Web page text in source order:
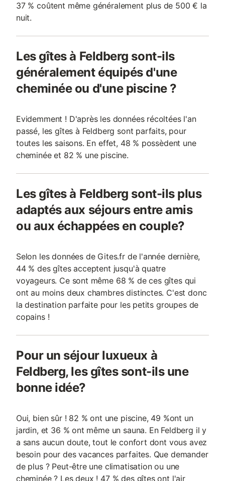
37 % coûtent même généralement plus de 500 € la
nuit.
Les gîtes à Feldberg sont-ils
généralement équipés d'une
cheminée ou d'une piscine ?
Evidemment ! D'après les données récoltées l'an
passé, les gîtes à Feldberg sont parfaits, pour
toutes les saisons. En effet, 48 % possèdent une
cheminée et 82 % une piscine.
Les gîtes à Feldberg sont-ils plus
adaptés aux séjours entre amis
ou aux échappées en couple?
Selon les données de Gites.fr de l'année dernière,
44 % des gîtes acceptent jusqu'à quatre
voyageurs. Ce sont même 68 % de ces gîtes qui
ont au moins deux chambres distinctes. C'est donc
la destination parfaite pour les petits groupes de
copains !
Pour un séjour luxueux à
Feldberg, les gîtes sont-ils une
bonne idée?
Oui, bien sûr ! 82 % ont une piscine, 49 %ont un
jardin, et 36 % ont même un sauna. En Feldberg il y
a sans aucun doute, tout le confort dont vous avez
besoin pour des vacances parfaites. Que demander
de plus ? Peut-être une climatisation ou une
cheminée ? Les deux ! 47 % des gîtes ont l'air